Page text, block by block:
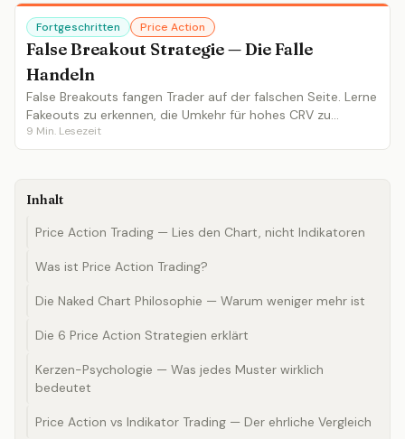
Fortgeschritten Price Action
False Breakout Strategie — Die Falle
Handeln
False Breakouts fangen Trader auf der falschen Seite. Lerne
Fakeouts zu erkennen, die Umkehr für hohes CRV zu
handeln und den Zusammenhang mit Liquidity Sweeps.
9 Min. Lesezeit
Inhalt
Price Action Trading — Lies den Chart, nicht Indikatoren
Was ist Price Action Trading?
Die Naked Chart Philosophie — Warum weniger mehr ist
Die 6 Price Action Strategien erklärt
Kerzen-Psychologie — Was jedes Muster wirklich
bedeutet
Price Action vs Indikator Trading — Der ehrliche Vergleich